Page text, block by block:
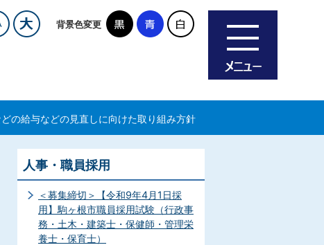
背景色変更
の給与などの見直しに向けた取り組み方針
人事・職員採用
＜募集締切＞【令和9年4月1日採
用】駒ヶ根市職員採用試験（行政事
務・土木・建築士・保健師・管理栄
養士・保育士）